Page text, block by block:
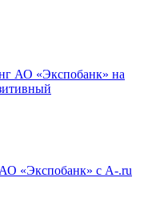
АО «Экспобанк» на
«Экспобанк» с A-.ru